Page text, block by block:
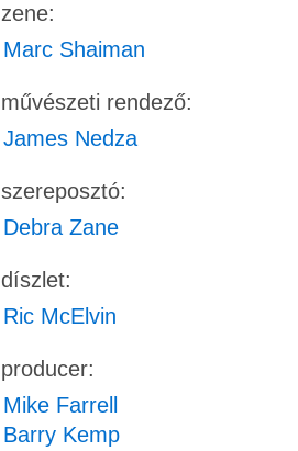
zene:
Marc Shaiman
művészeti rendező:
James Nedza
szereposztó:
Debra Zane
díszlet:
Ric McElvin
producer:
Mike Farrell
Barry Kemp